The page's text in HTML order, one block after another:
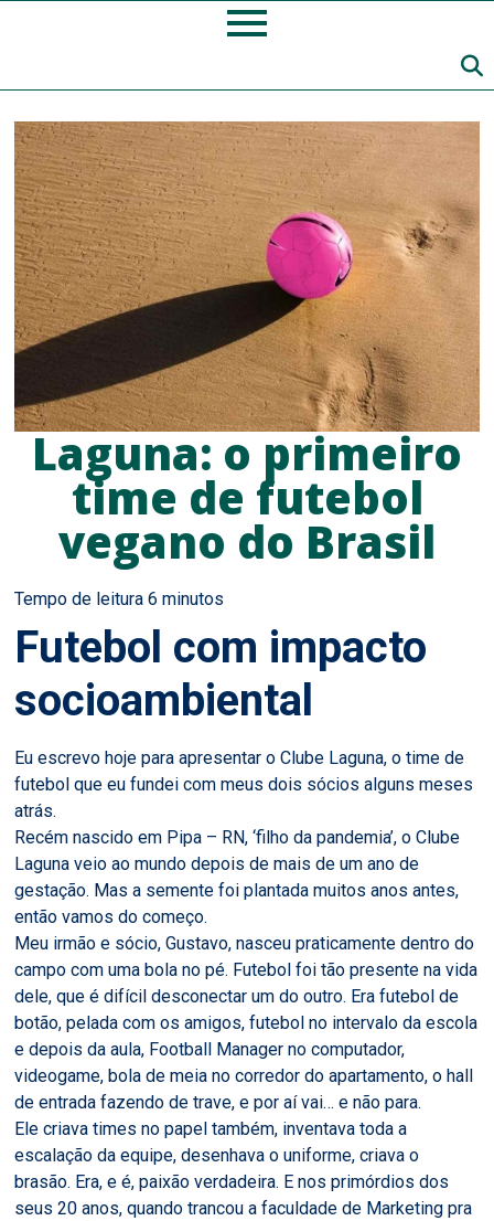
Laguna: o primeiro
time de futebol
vegano do Brasil
Futebol com impacto
socioambiental
Eu escrevo hoje para apresentar o Clube Laguna, o time de
futebol que eu fundei com meus dois sócios alguns meses
atrás.
Recém nascido em Pipa – RN, ‘filho da pandemia’, o Clube
Laguna veio ao mundo depois de mais de um ano de
gestação. Mas a semente foi plantada muitos anos antes,
então vamos do começo.
Meu irmão e sócio, Gustavo, nasceu praticamente dentro do
campo com uma bola no pé. Futebol foi tão presente na vida
dele, que é difícil desconectar um do outro. Era futebol de
botão, pelada com os amigos, futebol no intervalo da escola
e depois da aula, Football Manager no computador,
videogame, bola de meia no corredor do apartamento, o hall
de entrada fazendo de trave, e por aí vai… e não para.
Ele criava times no papel também, inventava toda a
escalação da equipe, desenhava o uniforme, criava o
brasão. Era, e é, paixão verdadeira. E nos primórdios dos
seus 20 anos, quando trancou a faculdade de Marketing pra